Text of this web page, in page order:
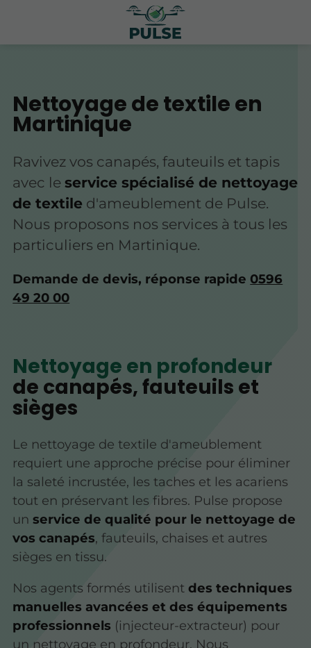
Nettoyage de textile en
Martinique
Ravivez vos canapés, fauteuils et tapis
avec leservice spécialisé de nettoyage
de textile d'ameublement de Pulse.
Nous proposons nos services à tous les
particuliers en Martinique.
Demande de devis, réponse rapide 0596
49 20 00
Nettoyage en profondeur
de canapés, fauteuils et
sièges
Le nettoyage de textile d'ameublement
requiert une approche précise pour éliminer
la saleté incrustée, les taches et les acariens
tout en préservant les fibres. Pulse propose
unservice de qualité pour le nettoyage de
vos canapés, fauteuils, chaises et autres
sièges en tissu.
Nos agents formés utilisentdes techniques
manuelles avancées et des équipements
professionnels (injecteur-extracteur) pour
un nettoyage en profondeur. Nous